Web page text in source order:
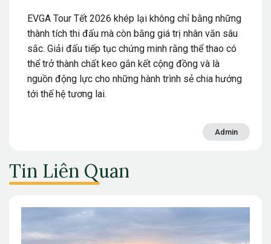
EVGA Tour Tết 2026 khép lại không chỉ bằng những
thành tích thi đấu mà còn bằng giá trị nhân văn sâu
sắc. Giải đấu tiếp tục chứng minh rằng thể thao có
thể trở thành chất keo gắn kết cộng đồng và là
nguồn động lực cho những hành trình sẻ chia hướng
tới thế hệ tương lai.
Admin
Tin Liên Quan